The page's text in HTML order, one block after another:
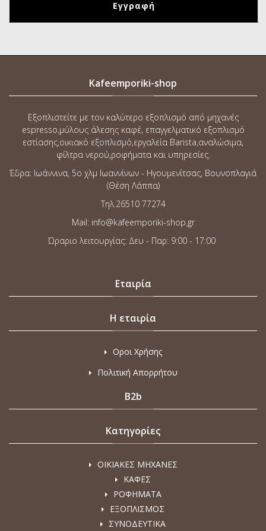
Kafeemporiki-shop
Εξοπλιστείτε με τον καλύτερο εξοπλισμό από μηχανές
espresso,μύλους άλεσης καφέ, επαγγελματικό εξοπλισμό
εστίασης,οικιακό εξοπλισμό,εργαλεία Barista,αναλώσιμα,
φίλτρα νερού,ροφήματα και υπηρεσίες.
Έδρα: Ιωάννινα, 5o χλμ Ιωαννίνων - Ηγουμενίτσας, Βουνοπλαγιά
(Θέση Λάππα)
Τηλ.26510 77274
Mail: info@kafeemporiki-shop.gr
Ώραριο λειτουργίας: Δευ - Παρ: 9:00 - 17:00
Εταιρία
Η εταιρία
Οροι Χρήσης
Πολιτική Απορρήτου
B2b
Κατηγορίες
ΟΙΚΙΑΚΕΣ ΜΗΧΑΝΕΣ
ΚΑΦΕΣ
ΡΟΦΗΜΑΤΑ
ΕΞΟΠΛΙΣΜΟΣ
ΣΥΝΟΔΕΥΤΙΚΑ